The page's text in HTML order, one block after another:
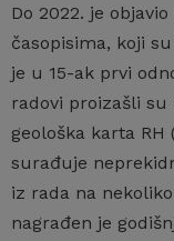
Do 2022. je
časopisima, koji
je u 15-ak prvi
radovi proizašli su
geološka karta RH
surađuje
iz rada na
nagrađen je